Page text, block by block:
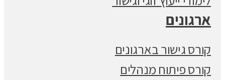
ארגונים
קורס גישור בארגונים
קורס פיתוח מנהלים